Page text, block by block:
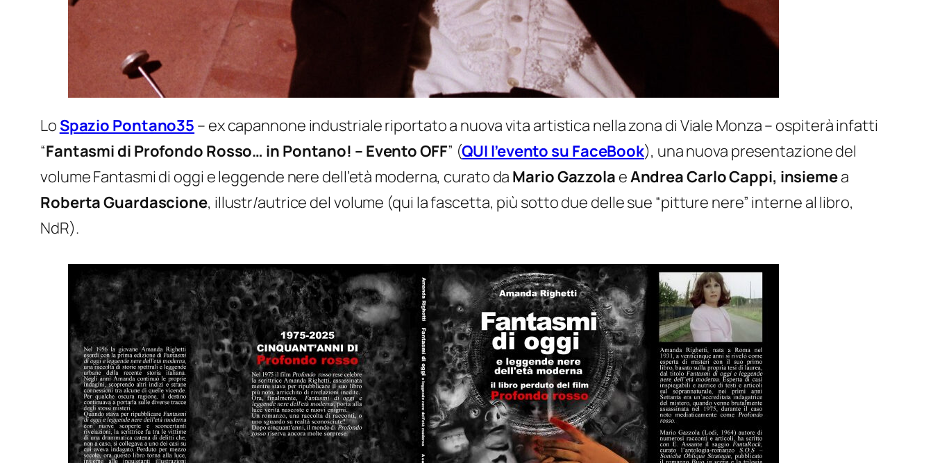
Lo Spazio Pontano35 – ex capannone industriale riportato a nuova vita artistica nella zona di Viale Monza – ospiterà infatti
“Fantasmi di Profondo Rosso… in Pontano! – Evento OFF” (QUI l’evento su FaceBook), una nuova presentazione del
volumeFantasmi di oggi e leggende nere dell’età moderna, curato da Mario Gazzola eAndrea Carlo Cappi, insiemea
Roberta Guardascione, illustr/autrice del volume (qui la fascetta, più sotto due delle sue “pitture nere” interne al libro,
NdR).